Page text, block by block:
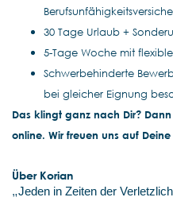
30 Tage Urlaub +
5-Tage Woche mit
Schwerbehinderte
bei gleicher Eignung
Das klingt ganz nach Dir?
online. Wir freuen uns auf
Über Korian
„Jeden in Zeiten der